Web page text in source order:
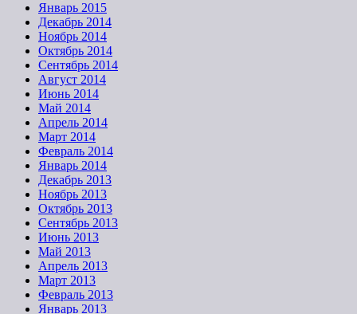
Январь 2015
Декабрь 2014
Ноябрь 2014
Октябрь 2014
Сентябрь 2014
Август 2014
Июнь 2014
Май 2014
Апрель 2014
Март 2014
Февраль 2014
Январь 2014
Декабрь 2013
Ноябрь 2013
Октябрь 2013
Сентябрь 2013
Июнь 2013
Май 2013
Апрель 2013
Март 2013
Февраль 2013
Январь 2013